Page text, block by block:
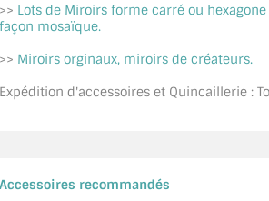
>> Lots de Miroirs forme carré ou
façon mosaïque.
>> Miroirs orginaux, miroirs de créateurs.
Expédition d'accessoires et Quincaillerie :
Accessoires recommandés